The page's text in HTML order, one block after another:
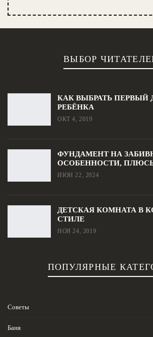
ВЫБОР
КАК ВЫБРАТЬ ПЕРВЫЙ
РЕБЁНКА
ОКТ 4, 2019
ФУНДАМЕНТ НА
ОСОБЕННОСТИ,
ИЮН 22, 2024
ДЕТСКАЯ КОМНАТА В
СТИЛЕ
НОЯ 24, 2019
ПОПУЛЯРНЫЕ
Советы
Баня